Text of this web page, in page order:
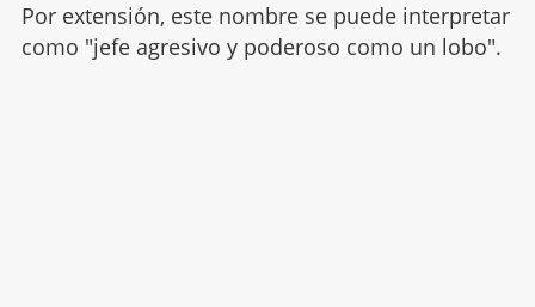
Por extensión, este nombre se puede interpretar
como "jefe agresivo y poderoso como un lobo".